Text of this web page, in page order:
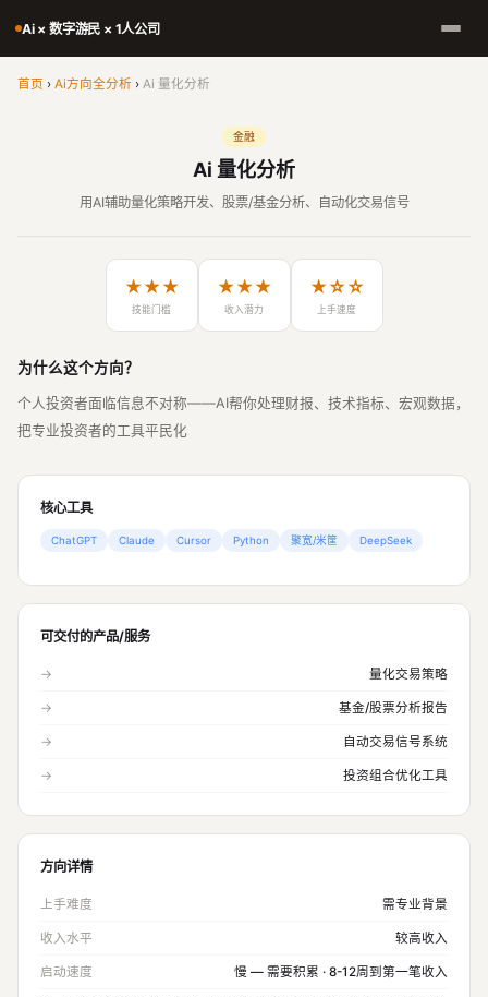
Ai × 数字游民 × 1人公司
首页 › Ai方向全分析 › Ai 量化分析
金融
Ai 量化分析
用AI辅助量化策略开发、股票/基金分析、自动化交易信号
★★★
技能门槛
★★★
收入潜力
★☆☆
上手速度
为什么这个方向？
个人投资者面临信息不对称——AI帮你处理财报、技术指标、宏观数据，
把专业投资者的工具平民化
核心工具
ChatGPT Claude Cursor Python 聚宽/米筐 DeepSeek
可交付的产品/服务
→ 量化交易策略
→ 基金/股票分析报告
→ 自动交易信号系统
→ 投资组合优化工具
方向详情
上手难度 需专业背景
收入水平 较高收入
启动速度 慢 — 需要积累 · 8-12周到第一笔收入